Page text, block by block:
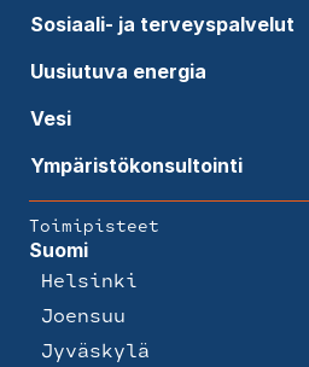
Sosiaali- ja terveyspalvelut
Uusiutuva energia
Vesi
Ympäristökonsultointi
Toimipisteet
Suomi
Helsinki
Joensuu
Jyväskylä